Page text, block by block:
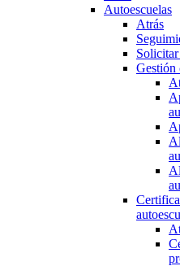
Autoescuelas
Atrás
Solicitar
Gestión